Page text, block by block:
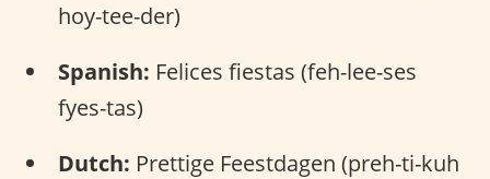
hoy-tee-der)
Spanish: Felices fiestas (feh-lee-ses
fyes-tas)
Dutch: Prettige Feestdagen (preh-ti-kuh